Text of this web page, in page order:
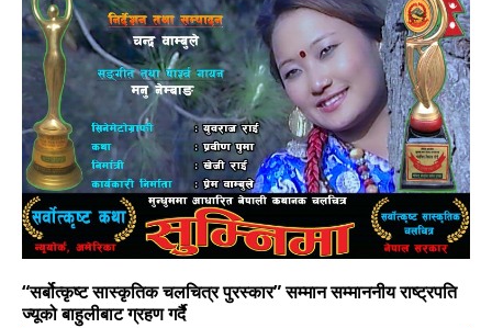
“सर्बोत्कृष्ट सास्कृतिक चलचित्र पुरस्कार” सम्मान सम्माननीय राष्ट्रपति
ज्यूको बाहुलीबाट ग्रहण गर्दै